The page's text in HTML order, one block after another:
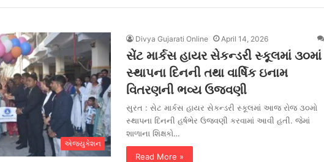
એજ્યુકેશન
Divya Gujarati Online April 14, 2026
સેંટ માર્કસ હાયર સેકન્ડરી સ્કૂલમાં ૩૦માં
સ્થાપના દિનની તથા વાર્ષિક ઇનામ
વિતરણની ભવ્ય ઉજવણી
સુરત : સેટ માર્કસ હાયર સેકન્ડરી સ્કૂલમાં આજ રોજ ૩૦મો
સ્થાપના દિનની હર્ષભેર ઉજવણી કરવામાં આવી હતી. જેમાં
શાળાના શિક્ષકો…
Read More »